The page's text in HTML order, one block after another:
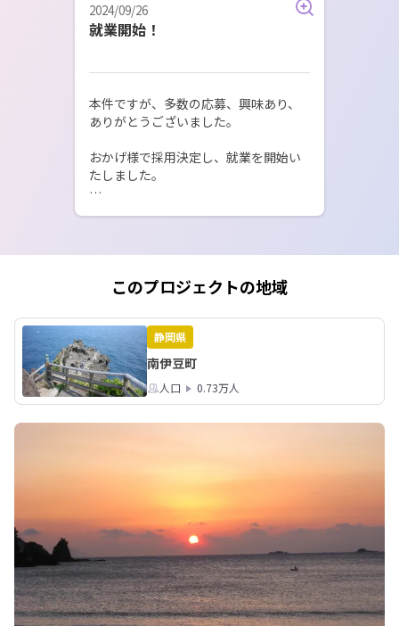
2024/09/26
就業開始！
本件ですが、多数の応募、興味あり、
ありがとうございました。
おかげ様で採用決定し、就業を開始い
たしました。
このプロジェクトの地域
静岡県
南伊豆町
人口 0.73万人